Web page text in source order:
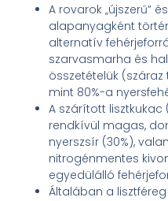
A rovarok „újszerű”
alapanyagként
alternatív
szarvasmarha és
összetételük
mint 80%-a
A szárított
rendkívül magas,
nyerszsír (30%),
nitrogénmentes
egyedülálló
Általában a